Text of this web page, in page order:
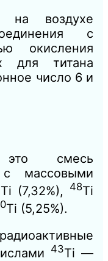
на воздухе
с
окисления
для титана
число 6 и
это смесь
с массовыми
Ti (7,32%), 48Ti
Ti (5,25%).
43Ti —